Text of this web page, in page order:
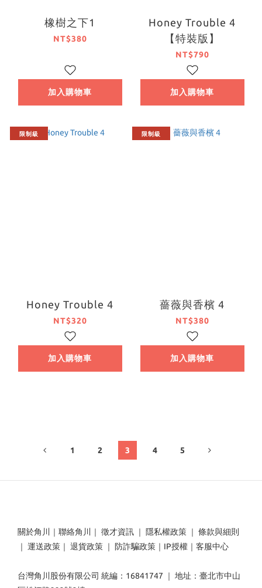
橡樹之下1
NT$380
加入購物車
Honey Trouble 4
【特裝版】
NT$790
加入購物車
限制級
Honey Trouble 4
NT$320
加入購物車
限制級
薔薇與香檳 4
NT$380
加入購物車
1 2 3 4 5
關於角川 ｜ 聯絡角川 ｜ 徵才資訊 ｜ 隱私權政策 ｜ 條款與細則
｜ 運送政策 ｜ 退貨政策 ｜ 防詐騙政策 ｜ IP授權 ｜ 客服中心
台灣角川股份有限公司 統編：16841747 ｜ 地址：臺北市中山